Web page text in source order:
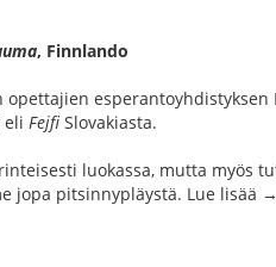
, Finnlando
esperantoyhdistyksen
eli Fejfi Slovakiasta.
luokassa, mutta myös
jopa pitsinnypläystä. Lue lisää →